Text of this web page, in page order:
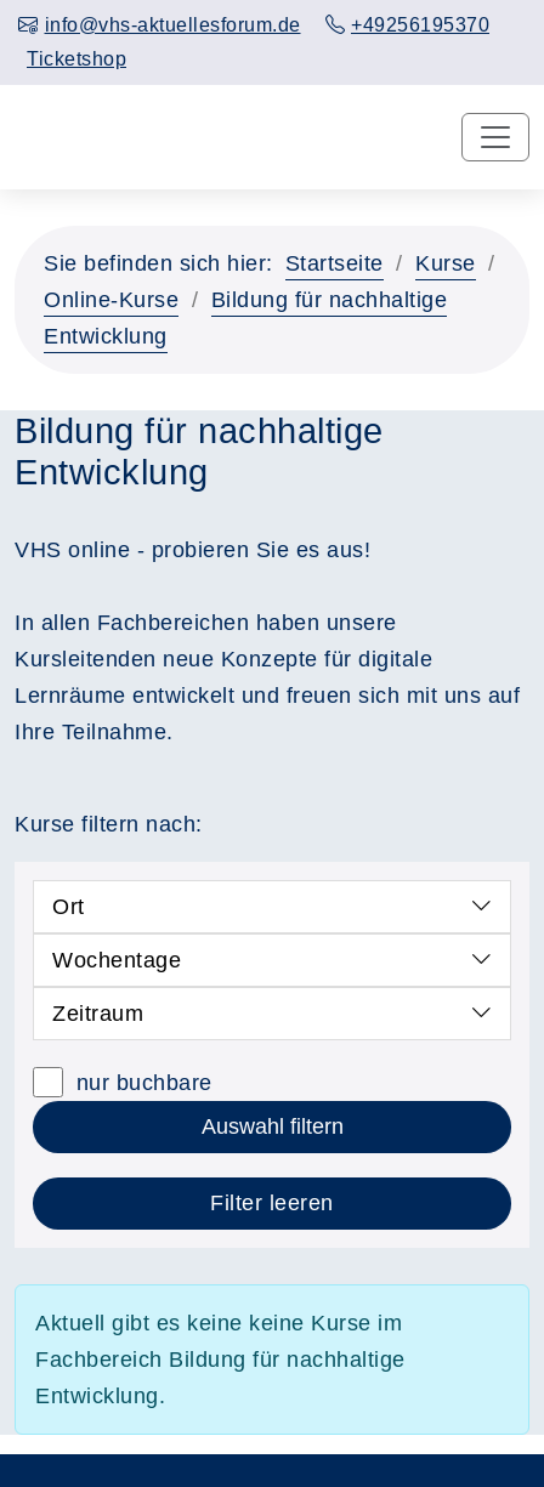
info@vhs-aktuellesforum.de
+49256195370
Ticketshop
Sie befinden sich hier: Startseite
Kurse
Online-Kurse
Bildung für nachhaltige
Entwicklung
Bildung für nachhaltige
Entwicklung
VHS online - probieren Sie es aus!
In allen Fachbereichen haben unsere
Kursleitenden neue Konzepte für digitale
Lernräume entwickelt und freuen sich mit uns auf
Ihre Teilnahme.
Kurse filtern nach:
Ort
Wochentage
Zeitraum
nur buchbare
Auswahl filtern
Filter leeren
Aktuell gibt es keine keine Kurse im
Fachbereich Bildung für nachhaltige
Entwicklung.